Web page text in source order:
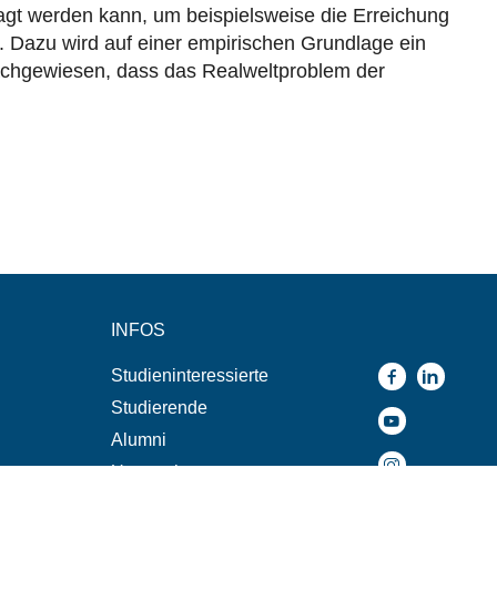
werden kann, um beispielsweise die Erreichung
wird auf einer empirischen Grundlage ein
dass das Realweltproblem der
INFOS
Studieninteressierte
Studierende
Alumni
Unternehmen